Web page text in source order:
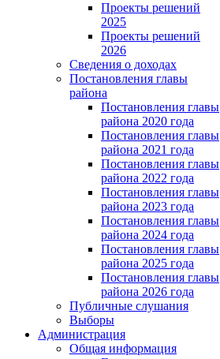
Проекты решений
2025
Проекты решений
2026
Сведения о доходах
Постановления главы
района
Постановления главы
района 2020 года
Постановления главы
района 2021 года
Постановления главы
района 2022 года
Постановления главы
района 2023 года
Постановления главы
района 2024 года
Постановления главы
района 2025 года
Постановления главы
района 2026 года
Публичные слушания
Выборы
Администрация
Общая информация